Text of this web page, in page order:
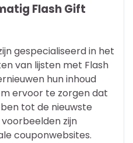
Flash Gift
gespecialiseerd in het
van lijsten met Flash
hun inhoud
ervoor te zorgen dat
tot de nieuwste
zijn
couponwebsites.